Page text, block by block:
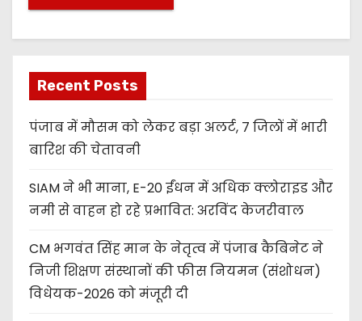
Recent Posts
पंजाब में मौसम को लेकर बड़ा अलर्ट, 7 जिलों में भारी
बारिश की चेतावनी
SIAM ने भी माना, E-20 ईंधन में अधिक क्लोराइड और
नमी से वाहन हो रहे प्रभावित: अरविंद केजरीवाल
CM भगवंत सिंह मान के नेतृत्व में पंजाब कैबिनेट ने
निजी शिक्षण संस्थानों की फीस नियमन (संशोधन)
विधेयक-2026 को मंजूरी दी